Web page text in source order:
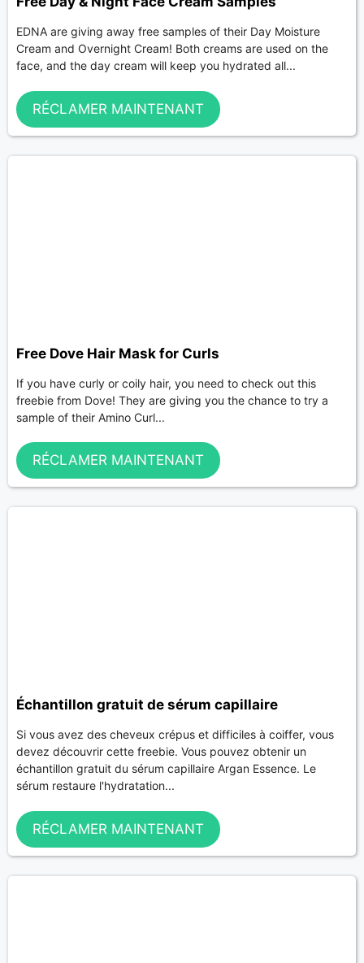
EDNA are giving away free samples of their Day Moisture
Cream and Overnight Cream! Both creams are used on the
face, and the day cream will keep you hydrated all...
RÉCLAMER MAINTENANT
Free Dove Hair Mask for Curls
If you have curly or coily hair, you need to check out this
freebie from Dove! They are giving you the chance to try a
sample of their Amino Curl...
RÉCLAMER MAINTENANT
Échantillon gratuit de sérum capillaire
Si vous avez des cheveux crépus et difficiles à coiffer, vous
devez découvrir cette freebie. Vous pouvez obtenir un
échantillon gratuit du sérum capillaire Argan Essence. Le
sérum restaure l'hydratation...
RÉCLAMER MAINTENANT